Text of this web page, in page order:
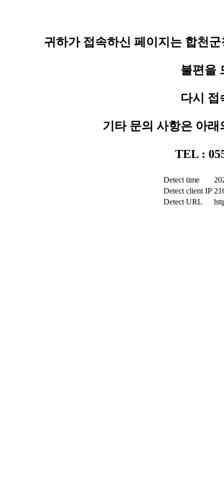
귀하가 접속하신 페이지는 합천
불편을
다시 접
기타 문의 사항은 아
TEL :
Detect time
Detect client IP
Detect URL